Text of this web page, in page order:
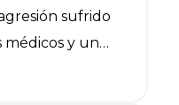
sufrido
médicos y un